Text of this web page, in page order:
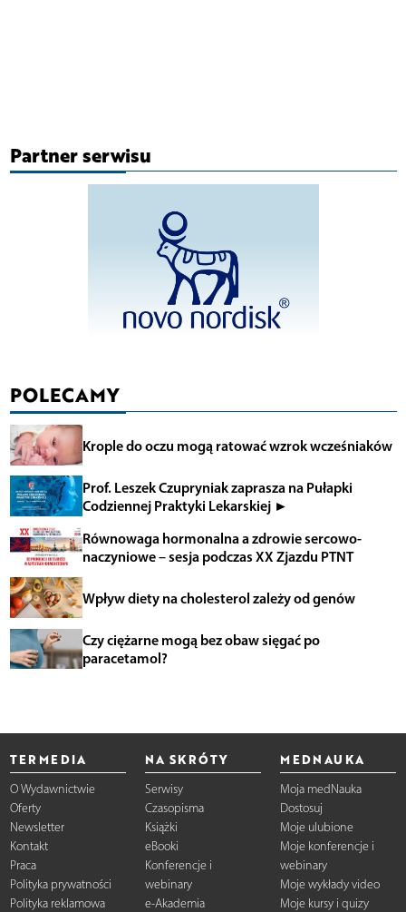
Partner serwisu
POLECAMY
Krople do oczu mogą ratować wzrok wcześniaków
Prof. Leszek Czupryniak zaprasza na Pułapki
Codziennej Praktyki Lekarskiej ►
Równowaga hormonalna a zdrowie sercowo-
naczyniowe – sesja podczas XX Zjazdu PTNT
Wpływ diety na cholesterol zależy od genów
Czy ciężarne mogą bez obaw sięgać po
paracetamol?
TERMEDIA
O Wydawnictwie
Oferty
Newsletter
Kontakt
Praca
Polityka prywatności
Polityka reklamowa
NA SKRÓTY
Serwisy
Czasopisma
Książki
eBooki
Konferencje i
webinary
e-Akademia
MEDNAUKA
Moja medNauka
Dostosuj
Moje ulubione
Moje konferencje i
webinary
Moje wykłady video
Moje kursy i quizy